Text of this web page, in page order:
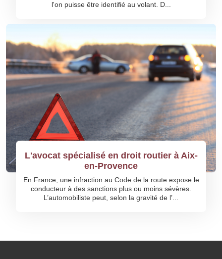
l'on puisse être identifié au volant. D...
L'avocat spécialisé en droit routier à Aix-
en-Provence
En France, une infraction au Code de la route expose le
conducteur à des sanctions plus ou moins sévères.
L’automobiliste peut, selon la gravité de l’...